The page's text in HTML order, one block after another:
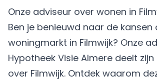
Onze adviseur over wonen in
Ben je benieuwd naar de kansen
woningmarkt in Filmwijk? Onze
Hypotheek Visie Almere deelt
over Filmwijk. Ontdek waarom